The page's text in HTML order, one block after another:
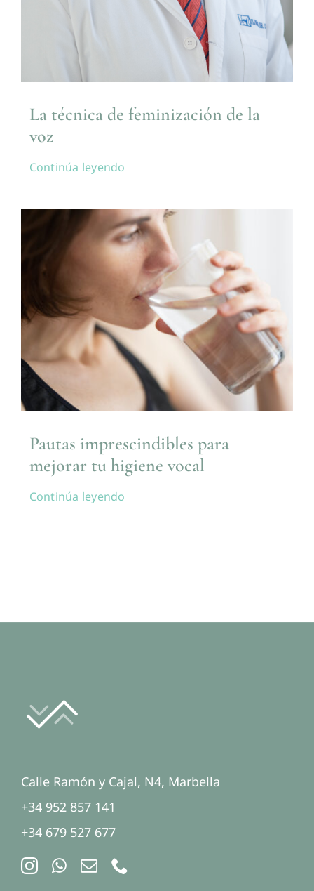
La técnica de feminización de la
voz
Continúa leyendo
Pautas imprescindibles para
mejorar tu higiene vocal
Continúa leyendo
Calle Ramón y Cajal, N4, Marbella
+34 952 857 141
+34 679 527 677